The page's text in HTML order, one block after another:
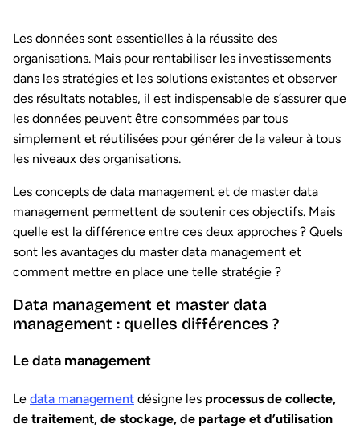
Les données sont essentielles à la réussite des
organisations. Mais pour rentabiliser les investissements
dans les stratégies et les solutions existantes et observer
des résultats notables, il est indispensable de s’assurer que
les données peuvent être consommées par tous
simplement et réutilisées pour générer de la valeur à tous
les niveaux des organisations.
Les concepts de data management et de master data
management permettent de soutenir ces objectifs. Mais
quelle est la différence entre ces deux approches ? Quels
sont les avantages du master data management et
comment mettre en place une telle stratégie ?
Data management et master data
management : quelles différences ?
Le data management
Le data management désigne les processus de collecte,
de traitement, de stockage, de partage et d’utilisation